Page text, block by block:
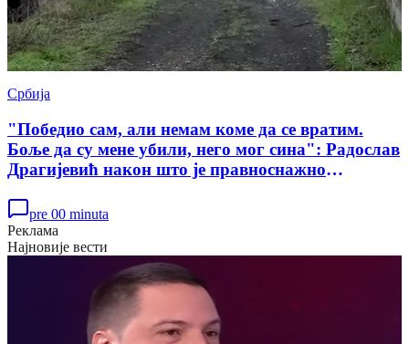
Србија
"Победио сам, али немам коме да се вратим.
Боље да су мене убили, него мог сина": Радослав
Драгијевић након што је правноснажно
pre 00 minuta
Реклама
Најновије вести